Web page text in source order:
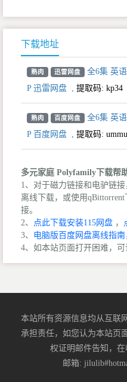
下载地址
熟肉 迅雷网盘
全6集 英
P 迅雷网盘
提取码: kp34
熟肉 百度网盘
全6集 英
P 百度网盘
提取码: ummu
多元家庭 Polyfamily下载帮助
1、对于磁力链接和电驴链
离线下载，或使用
接。
2、
点此下载安装115网盘 ，
3、 电脑版百度网盘离线指南
4、如本站页面打开困难，
本站所有资源信息均从互联
承担责任，如您认为本站页
权证明邮件告知，
邮箱: